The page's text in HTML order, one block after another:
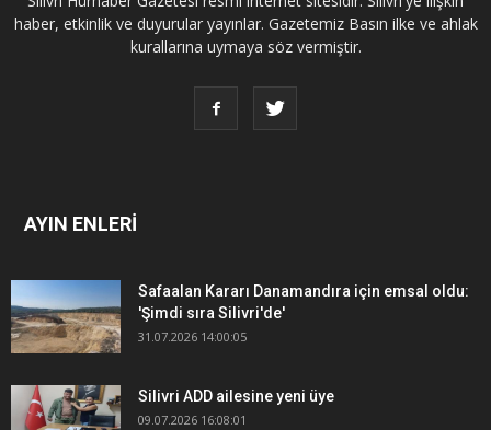
haber, etkinlik ve duyurular yayınlar. Gazetemiz Basın ilke ve ahlak
kurallarına uymaya söz vermiştir.
AYIN ENLERİ
Safaalan Kararı Danamandıra için emsal oldu:
'Şimdi sıra Silivri'de'
31.07.2026 14:00:05
Silivri ADD ailesine yeni üye
09.07.2026 16:08:01